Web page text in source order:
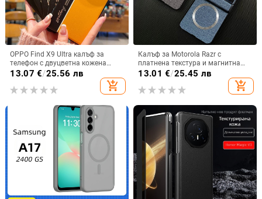
OPPO Find X9 Ultra калъф за
телефон с двуцветна кожена
текстура и флуоресцентни линии,
13.07 €/25.56 лв
add_shopping_cart
Калъф за Motorola Razr с
платнена текстура и магнитна
панта, флип
13.01 €/25.45 лв
add_shopping_cart